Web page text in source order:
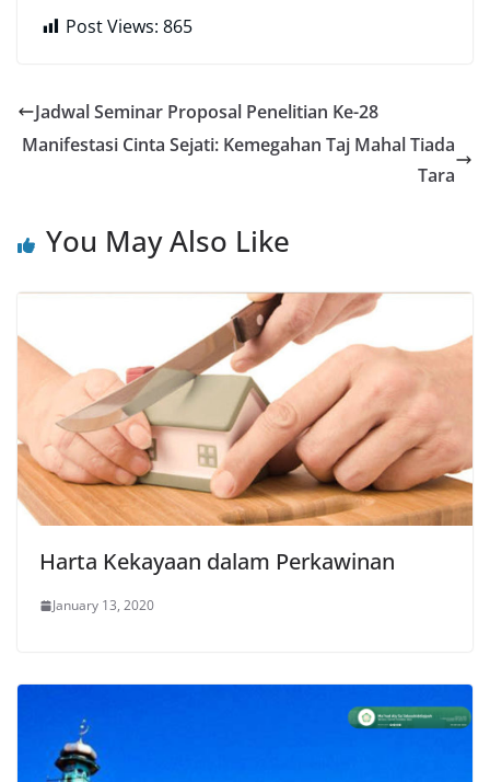
Post Views: 865
Jadwal Seminar Proposal Penelitian Ke-28
Manifestasi Cinta Sejati: Kemegahan Taj Mahal Tiada
Tara
You May Also Like
Harta Kekayaan dalam Perkawinan
January 13, 2020